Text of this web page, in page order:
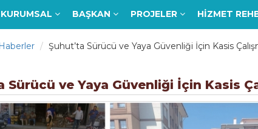
KURUMSAL BAŞKAN PROJELER HİZMET
Haberler Şuhut’ta Sürücü ve Yaya Güvenliği İçin Kasis
Sürücü ve Yaya Güvenliği İçin Kasis